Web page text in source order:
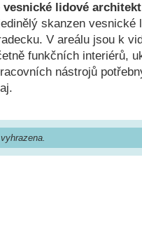
vesnické lidové
skanzen vesnické
V areálu jsou k
funkčních interiérů,
nástrojů